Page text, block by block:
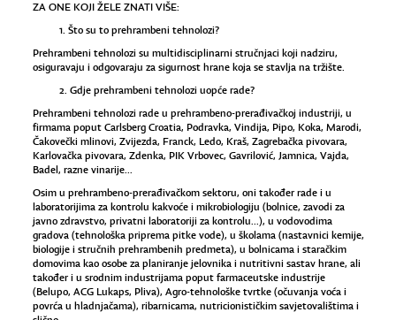
ZA ONE KOJI ŽELE ZNATI VIŠE:
1. Što su to prehrambeni tehnolozi?
Prehrambeni tehnolozi su multidisciplinarni stručnjaci koji nadziru,
osiguravaju i odgovaraju za sigurnost hrane koja se stavlja na tržište.
2. Gdje prehrambeni tehnolozi uopće rade?
Prehrambeni tehnolozi rade u prehrambeno-prerađivačkoj industriji, u
firmama poput Carlsberg Croatia, Podravka, Vindija, Pipo, Koka, Marodi,
Čakovečki mlinovi, Zvijezda, Franck, Ledo, Kraš, Zagrebačka pivovara,
Karlovačka pivovara, Zdenka, PIK Vrbovec, Gavrilović, Jamnica, Vajda,
Badel, razne vinarije…
Osim u prehrambeno-prerađivačkom sektoru, oni također rade i u
laboratorijima za kontrolu kakvoće i mikrobiologiju (bolnice, zavodi za
javno zdravstvo, privatni laboratoriji za kontrolu...), u vodovodima
gradova (tehnološka priprema pitke vode), u školama (nastavnici kemije,
biologije i stručnih prehrambenih predmeta), u bolnicama i staračkim
domovima kao osobe za planiranje jelovnika i nutritivni sastav hrane, ali
također i u srodnim industrijama poput farmaceutske industrije
(Belupo, ACG Lukaps, Pliva), Agro-tehnološke tvrtke (očuvanja voća i
povrća u hladnjačama), ribarnicama, nutricionističkim savjetovalištima i